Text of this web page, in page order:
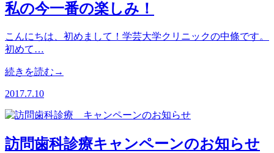
私の今一番の楽しみ！
こんにちは、初めまして！学芸大学クリニックの中條です。
初めて…
続きを読む→
2017.7.10
訪問歯科診療キャンペーンのお知らせ